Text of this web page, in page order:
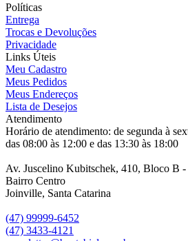
Políticas
Entrega
Trocas e Devoluções
Privacidade
Links Úteis
Meu Cadastro
Meus Pedidos
Meus Endereços
Lista de Desejos
Atendimento
Horário de atendimento: de segunda à
das 08:00 às 12:00 e das 13:30 às 18:00
Av. Juscelino Kubitschek, 410, Bloco B -
Bairro Centro
Joinville, Santa Catarina
(47) 99999-6452
(47) 3433-4121